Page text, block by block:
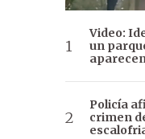
Video:
un
Policía
crimen